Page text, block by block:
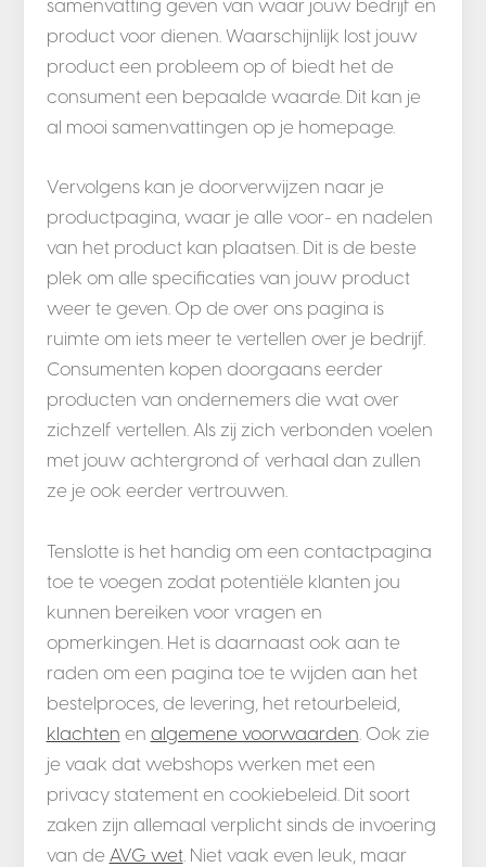
samenvatting geven van waar jouw bedrijf en
product voor dienen. Waarschijnlijk lost jouw
product een probleem op of biedt het de
consument een bepaalde waarde. Dit kan je
al mooi samenvattingen op je homepage.
Vervolgens kan je doorverwijzen naar je
productpagina, waar je alle voor- en nadelen
van het product kan plaatsen. Dit is de beste
plek om alle specificaties van jouw product
weer te geven. Op de over ons pagina is
ruimte om iets meer te vertellen over je bedrijf.
Consumenten kopen doorgaans eerder
producten van ondernemers die wat over
zichzelf vertellen. Als zij zich verbonden voelen
met jouw achtergrond of verhaal dan zullen
ze je ook eerder vertrouwen.
Tenslotte is het handig om een contactpagina
toe te voegen zodat potentiële klanten jou
kunnen bereiken voor vragen en
opmerkingen. Het is daarnaast ook aan te
raden om een pagina toe te wijden aan het
bestelproces, de levering, het retourbeleid,
klachten en algemene voorwaarden . Ook zie
je vaak dat webshops werken met een
privacy statement en cookiebeleid. Dit soort
zaken zijn allemaal verplicht sinds de invoering
van de AVG wet. Niet vaak even leuk, maar